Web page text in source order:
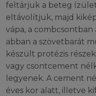
feltárjuk a beteg
eltávolítjuk, majd
vápa, a
abban a szövetbarát
készült protézis
vagy csontcement
legyenek. A cement
éves kor alatt, illetve